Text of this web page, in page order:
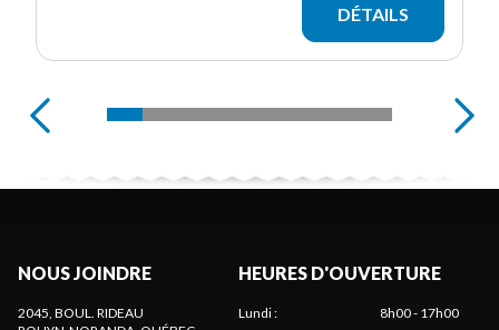
DÉTAILS
NOUS JOINDRE
2045, BOUL. RIDEAU
HEURES D'OUVERTURE
Lundi:
8h00 - 17h00